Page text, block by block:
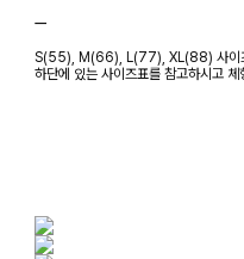
ㅡ
S(55), M(66), L(77), XL(88) 사이
하단에 있는 사이즈표를 참고하시고